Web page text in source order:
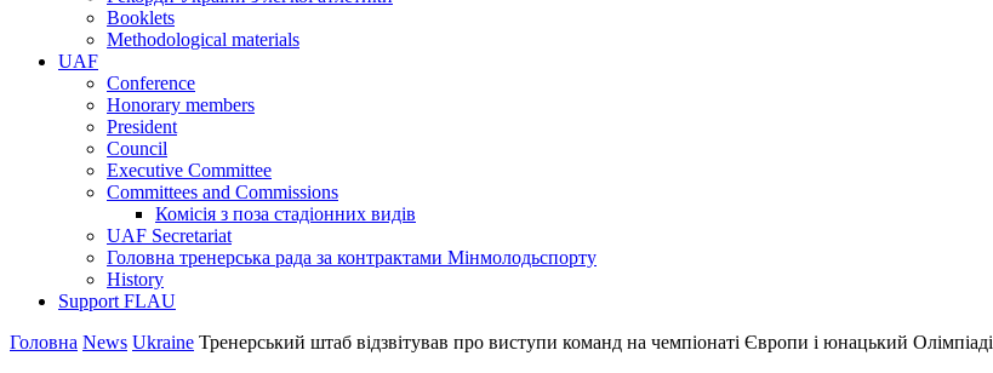
Booklets
Methodological materials
UAF
Conference
Honorary members
President
Council
Executive Committee
Committees and Commissions
Комісія з поза стадіонних видів
UAF Secretariat
Головна тренерська рада за контрактами Мінмолодьспорту
History
Support FLAU
Головна News Ukraine Тренерський штаб відзвітував про виступи команд на чемпіонаті Європи і юнацький Олімпіаді